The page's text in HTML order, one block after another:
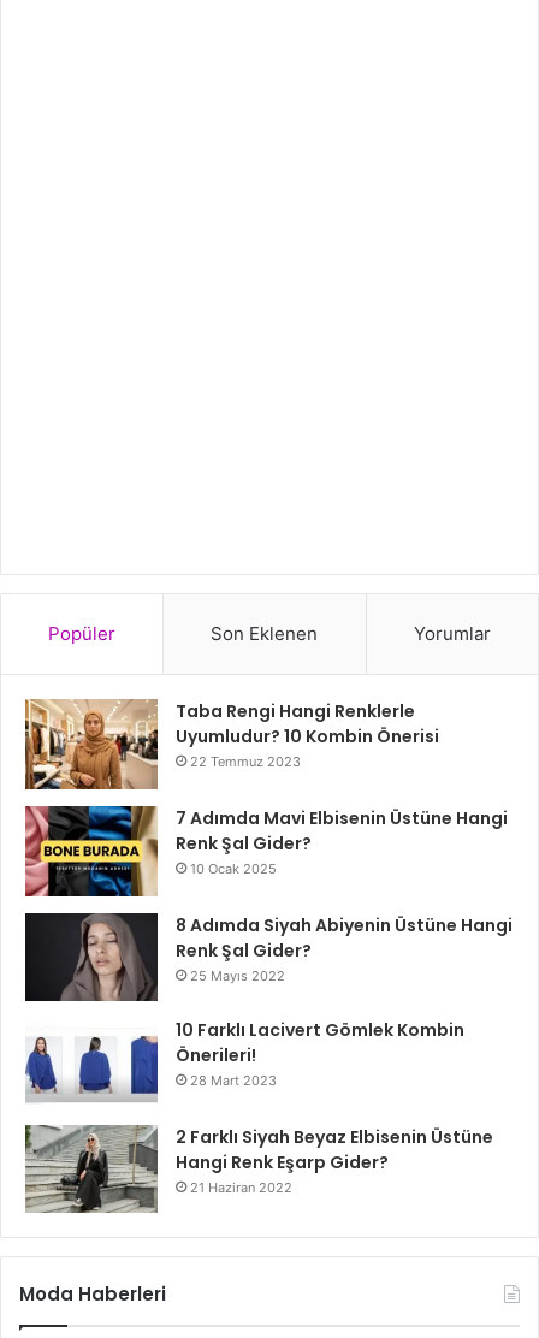
Popüler Son Eklenen Yorumlar
Taba Rengi Hangi Renklerle
Uyumludur? 10 Kombin Önerisi
22 Temmuz 2023
7 Adımda Mavi Elbisenin Üstüne Hangi
Renk Şal Gider?
10 Ocak 2025
8 Adımda Siyah Abiyenin Üstüne Hangi
Renk Şal Gider?
25 Mayıs 2022
10 Farklı Lacivert Gömlek Kombin
Önerileri!
28 Mart 2023
2 Farklı Siyah Beyaz Elbisenin Üstüne
Hangi Renk Eşarp Gider?
21 Haziran 2022
Moda Haberleri